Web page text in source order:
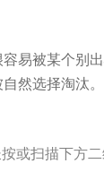
易被某个别
然选择淘汰
或扫描下方二